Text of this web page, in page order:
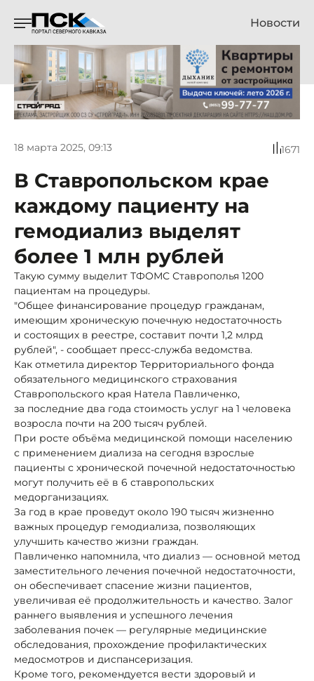
Новости
18 марта 2025, 09:13 1671
В Ставропольском крае
каждому пациенту на
гемодиализ выделят
более 1 млн рублей
Такую сумму выделит ТФОМС Ставрополья 1200
пациентам на процедуры.
"Общее финансирование процедур гражданам,
имеющим хроническую почечную недостаточность
и состоящих в реестре, составит почти 1,2 млрд
рублей", - сообщает пресс-служба ведомства.
Как отметила директор Территориального фонда
обязательного медицинского страхования
Ставропольского края Натела Павличенко,
за последние два года стоимость услуг на 1 человека
возросла почти на 200 тысяч рублей.
При росте объёма медицинской помощи населению
с применением диализа на сегодня взрослые
пациенты с хронической почечной недостаточностью
могут получить её в 6 ставропольских
медорганизациях.
За год в крае проведут около 190 тысяч жизненно
важных процедур гемодиализа, позволяющих
улучшить качество жизни граждан.
Павличенко напомнила, что диализ — основной метод
заместительного лечения почечной недостаточности,
он обеспечивает спасение жизни пациентов,
увеличивая её продолжительность и качество. Залог
раннего выявления и успешного лечения
заболевания почек — регулярные медицинские
обследования, прохождение профилактических
медосмотров и диспансеризация.
Кроме того, рекомендуется вести здоровый и